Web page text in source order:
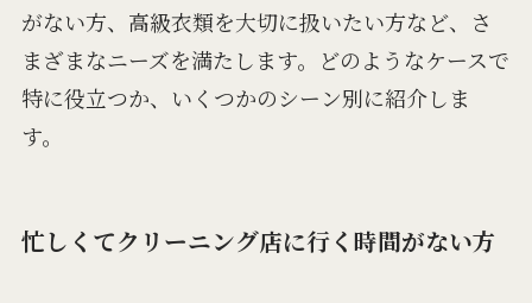
がない方、高級衣類を大切に扱いたい方など、さ
まざまなニーズを満たします。どのようなケースで
特に役立つか、いくつかのシーン別に紹介しま
す。
忙しくてクリーニング店に行く時間がない方